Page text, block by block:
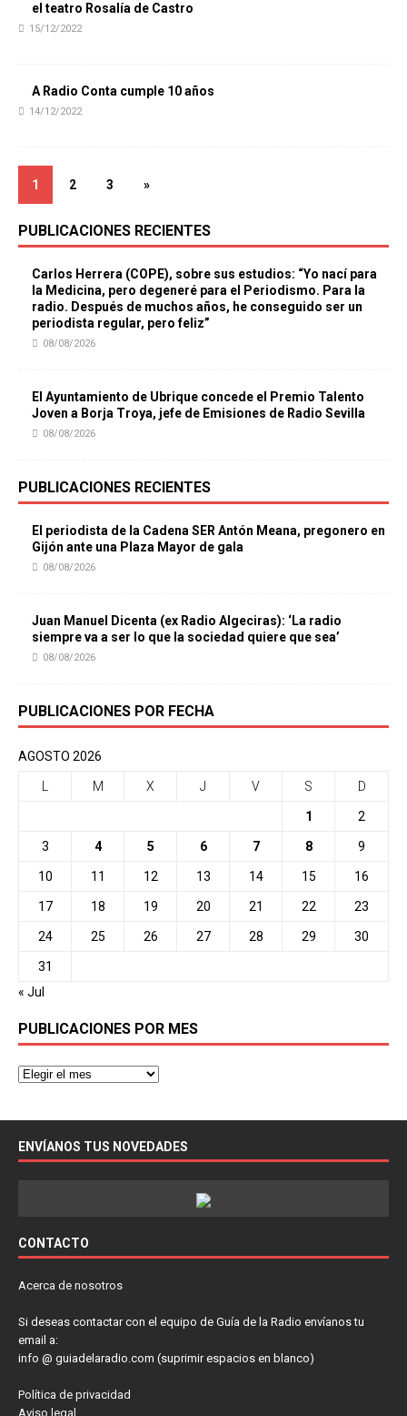
el teatro Rosalía de Castro
15/12/2022
A Radio Conta cumple 10 años
14/12/2022
1 2 3 »
PUBLICACIONES RECIENTES
Carlos Herrera (COPE), sobre sus estudios: “Yo nací para
la Medicina, pero degeneré para el Periodismo. Para la
radio. Después de muchos años, he conseguido ser un
periodista regular, pero feliz”
08/08/2026
El Ayuntamiento de Ubrique concede el Premio Talento
Joven a Borja Troya, jefe de Emisiones de Radio Sevilla
08/08/2026
PUBLICACIONES RECIENTES
El periodista de la Cadena SER Antón Meana, pregonero en
Gijón ante una Plaza Mayor de gala
08/08/2026
Juan Manuel Dicenta (ex Radio Algeciras): ‘La radio
siempre va a ser lo que la sociedad quiere que sea’
08/08/2026
PUBLICACIONES POR FECHA
AGOSTO 2026
M X J V S D
1 2
3 4 5 6 7 8 9
10 11 12 13 14 15 16
17 18 19 20 21 22 23
24 25 26 27 28 29 30
31
« Jul
PUBLICACIONES POR MES
ENVÍANOS TUS NOVEDADES
CONTACTO
Acerca de nosotros
Si deseas contactar con el equipo de Guía de la Radio envíanos tu
email a:
info @ guiadelaradio.com (suprimir espacios en blanco)
Política de privacidad
Aviso legal